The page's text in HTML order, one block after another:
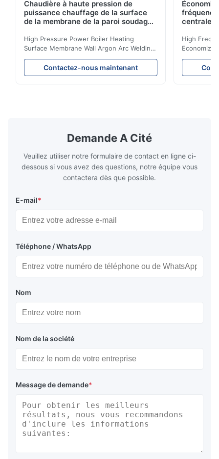
Chaudière à haute pression de
puissance chauffage de la surface
de la membrane de la paroi soudage
biomasse
High Pressure Power Boiler Heating
Surface Membrane Wall Argon Arc Welding
For Biomass Boiler Product Introduction
Water wall panels with pins usually laid
vertically on the inner wall of the furnace
the basic component of boiler water
circulation loop.Because of both cooling
Contactez-nous maintenant
centrale
High
Product
is a
industrial
Demande A Cité
Veuillez utiliser notre formulaire de contact en ligne ci-
dessous si vous avez des questions, notre équipe vous
contactera dès que possible.
E-mail*
Téléphone / WhatsApp
Nom
Nom de la société
Message de demande*